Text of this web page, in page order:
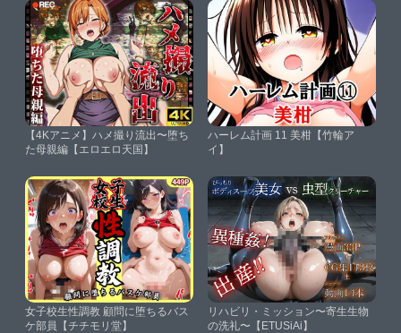
【4Kアニメ】ハメ撮り流出〜堕ち
た母親編【エロエロ天国】
ハーレム計画 11 美柑【竹輪ア
イ】
女子校生性調教 顧問に堕ちるバス
ケ部員【チチモリ堂】
リハビリ・ミッション〜寄生生物
の洗礼〜【ETUSiAi】